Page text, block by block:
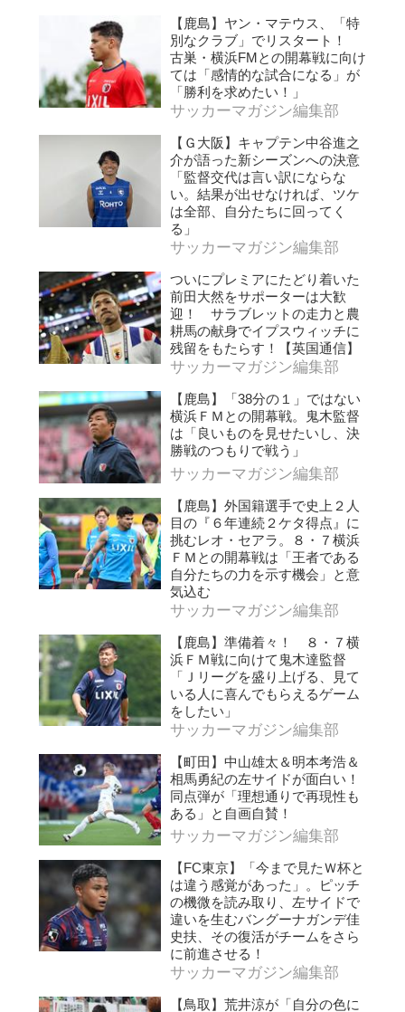
【鹿島】ヤン・マテウス、「特
別なクラブ」でリスタート！
古巣・横浜FMとの開幕戦に向け
ては「感情的な試合になる」が
「勝利を求めたい！」
サッカーマガジン編集部
【Ｇ大阪】キャプテン中谷進之
介が語った新シーズンへの決意
「監督交代は言い訳にならな
い。結果が出せなければ、ツケ
は全部、自分たちに回ってく
る」
サッカーマガジン編集部
ついにプレミアにたどり着いた
前田大然をサポーターは大歓
迎！ サラブレットの走力と農
耕馬の献身でイプスウィッチに
残留をもたらす！【英国通信】
サッカーマガジン編集部
【鹿島】「38分の１」ではない
横浜ＦＭとの開幕戦。鬼木監督
は「良いものを見せたいし、決
勝戦のつもりで戦う」
サッカーマガジン編集部
【鹿島】外国籍選手で史上２人
目の『６年連続２ケタ得点』に
挑むレオ・セアラ。８・７横浜
ＦＭとの開幕戦は「王者である
自分たちの力を示す機会」と意
気込む
サッカーマガジン編集部
【鹿島】準備着々！ ８・７横
浜ＦＭ戦に向けて鬼木達監督
「Ｊリーグを盛り上げる、見て
いる人に喜んでもらえるゲーム
をしたい」
サッカーマガジン編集部
【町田】中山雄太＆明本考浩＆
相馬勇紀の左サイドが面白い！
同点弾が「理想通りで再現性も
ある」と自画自賛！
サッカーマガジン編集部
【FC東京】「今まで見たＷ杯と
は違う感覚があった」。ピッチ
の機微を読み取り、左サイドで
違いを生むバングーナガンデ佳
史扶、その復活がチームをさら
に前進させる！
サッカーマガジン編集部
【鳥取】荒井涼が「自分の色に